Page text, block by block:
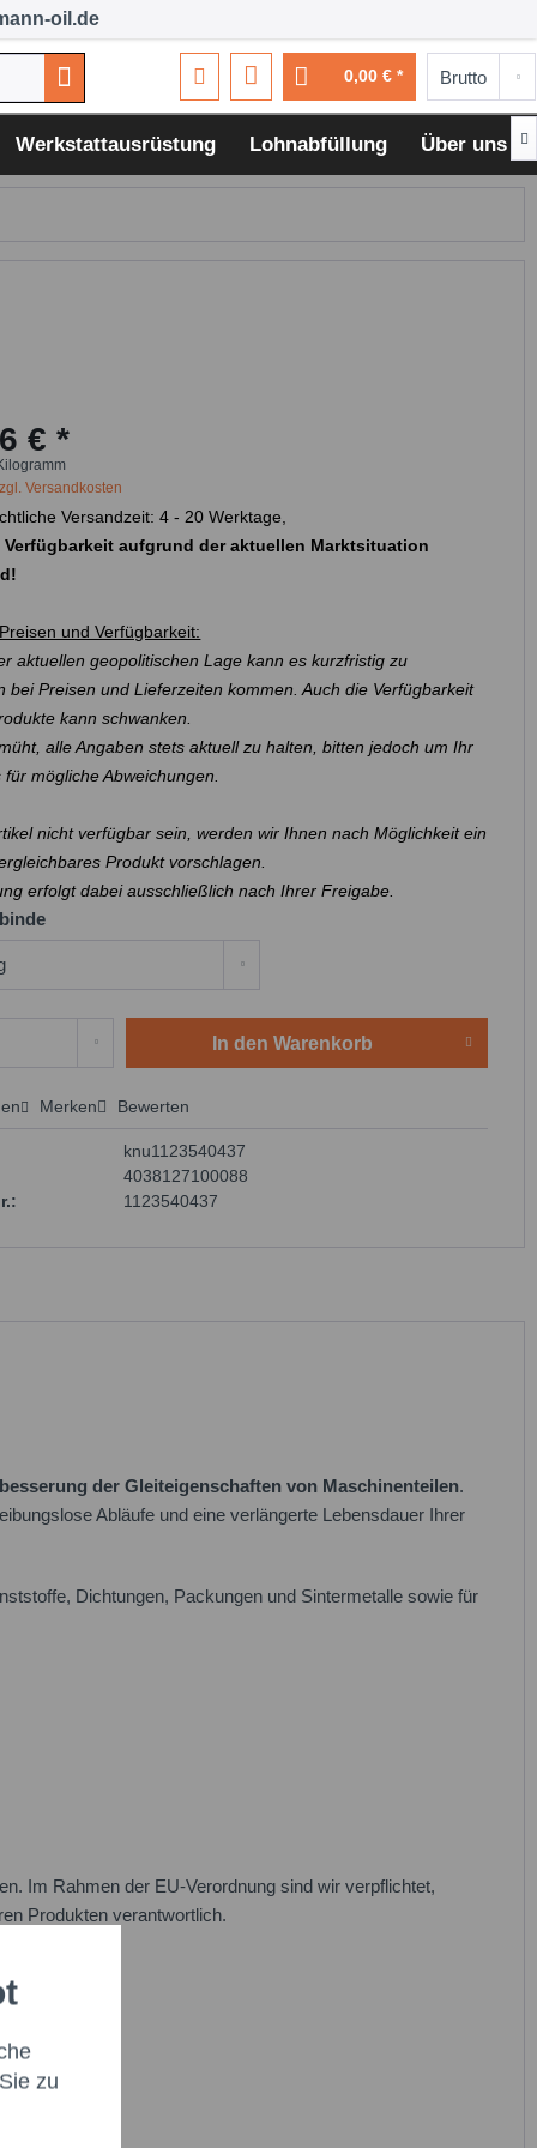
oil.de
0,00 € *
Werkstattausrüstung Lohnabfüllung Über uns 
€ *
Versandkosten
Versandzeit: 4 - 20 Werktage,
Verfügbarkeit aufgrund der aktuellen Marktsituation
und Verfügbarkeit:
aktuellen geopolitischen Lage kann es kurzfristig zu
bei Preisen und Lieferzeiten kommen. Auch die Verfügbarkeit
kann schwanken.
alle Angaben stets aktuell zu halten, bitten jedoch um Ihr
für mögliche Abweichungen.
nicht verfügbar sein, werden wir Ihnen nach Möglichkeit ein
Produkt vorschlagen.
erfolgt dabei ausschließlich nach Ihrer Freigabe.
In den Warenkorb
Merken Bewerten
knu1123540437
4038127100088
1123540437
der Gleiteigenschaften von Maschinenteilen.
Abläufe und eine verlängerte Lebensdauer Ihrer
Dichtungen, Packungen und Sintermetalle sowie für
Im Rahmen der EU-Verordnung sind wir verpflichtet,
Produkten verantwortlich.
zu